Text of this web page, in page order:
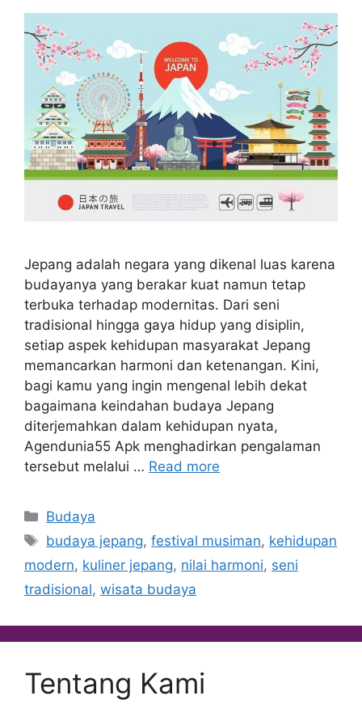
Jepang adalah negara yang dikenal luas karena
budayanya yang berakar kuat namun tetap
terbuka terhadap modernitas. Dari seni
tradisional hingga gaya hidup yang disiplin,
setiap aspek kehidupan masyarakat Jepang
memancarkan harmoni dan ketenangan. Kini,
bagi kamu yang ingin mengenal lebih dekat
bagaimana keindahan budaya Jepang
diterjemahkan dalam kehidupan nyata,
Agendunia55 Apk menghadirkan pengalaman
tersebut melalui … Read more
Categories
Budaya
Tags
budaya jepang,festival musiman, kehidupan
modern, kuliner jepang, nilai harmoni, seni
tradisional, wisata budaya
Tentang Kami